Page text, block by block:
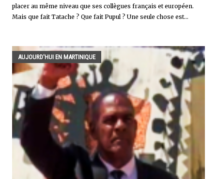
placer au même niveau que ses collègues français et européen.
Mais que fait Tatache ? Que fait Pupul ? Une seule chose est...
AUJOURD'HUI EN MARTINIQUE